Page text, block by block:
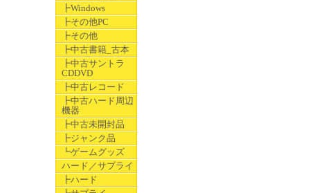
┣Windows
┣その他PC
┣その他
┣中古書籍_古本
┣中古サントラ
CDDVD
┣中古レコード
┣中古ハード周辺
機器
┣中古未開封品
┣ジャンク品
┗ゲームグッズ
ハード／サプライ
┣ハード